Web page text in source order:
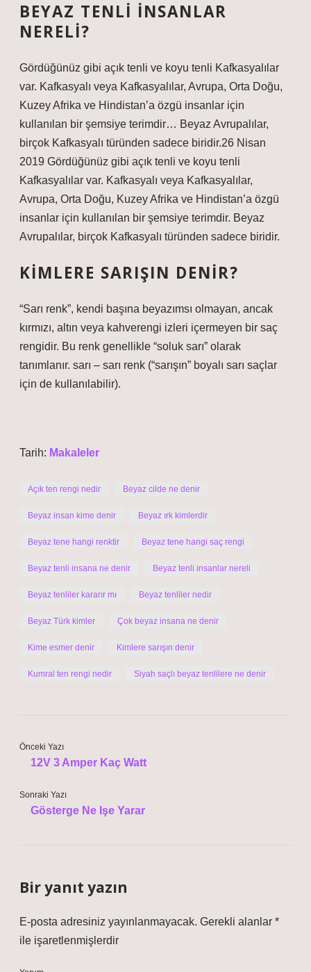
BEYAZ TENLI INSANLAR
NERELI?
Gördüğünüz gibi açık tenli ve koyu tenli Kafkasyalılar
var. Kafkasyalı veya Kafkasyalılar, Avrupa, Orta Doğu,
Kuzey Afrika ve Hindistan’a özgü insanlar için
kullanılan bir şemsiye terimdir… Beyaz Avrupalılar,
birçok Kafkasyalı türünden sadece biridir.26 Nisan
2019 Gördüğünüz gibi açık tenli ve koyu tenli
Kafkasyalılar var. Kafkasyalı veya Kafkasyalılar,
Avrupa, Orta Doğu, Kuzey Afrika ve Hindistan’a özgü
insanlar için kullanılan bir şemsiye terimdir. Beyaz
Avrupalılar, birçok Kafkasyalı türünden sadece biridir.
KIMLERE SARIŞIN DENIR?
“Sarı renk”, kendi başına beyazımsı olmayan, ancak
kırmızı, altın veya kahverengi izleri içermeyen bir saç
rengidir. Bu renk genellikle “soluk sarı” olarak
tanımlanır. sarı – sarı renk (“sarışın” boyalı sarı saçlar
için de kullanılabilir).
Tarih: Makaleler
Açık ten rengi nedir Beyaz cilde ne denir
Beyaz insan kime denir Beyaz ırk kimlerdir
Beyaz tene hangi renktir Beyaz tene hangi saç rengi
Beyaz tenli insana ne denir Beyaz tenli insanlar nereli
Beyaz tenliler kararır mı Beyaz tenliler nedir
Beyaz Türk kimler Çok beyaz insana ne denir
Kime esmer denir Kimlere sarışın denir
Kumral ten rengi nedir Siyah saçlı beyaz tenlilere ne denir
Önceki Yazı
12V 3 Amper Kaç Watt
Sonraki Yazı
Gösterge Ne Işe Yarar
Bir yanıt yazın
E-posta adresiniz yayınlanmayacak. Gerekli alanlar *
ile işaretlenmişlerdir